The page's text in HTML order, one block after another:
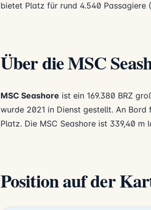
bietet Platz für rund 4.540 Passagiere
Über die MSC
MSC Seashore ist ein 169.380 BRZ
wurde 2021 in Dienst gestellt. An
Platz. Die MSC Seashore ist 339,40 m
Position auf der